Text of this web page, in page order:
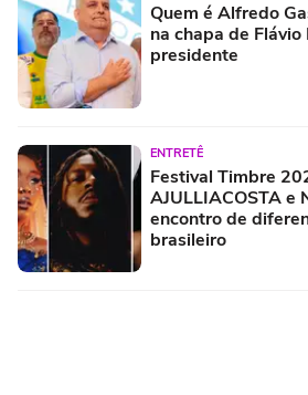
Quem é Alfredo
na chapa de
presidente
ENTRETÊ
Festival Timbre
AJULLIACOSTA e
encontro de
brasileiro